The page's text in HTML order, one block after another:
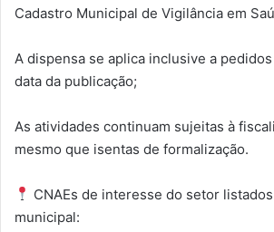
Cadastro Municipal de Vigilância em
A dispensa se aplica inclusive a
data da publicação;
As atividades continuam sujeitas à
mesmo que isentas de formalização.
CNAEs de interesse do setor
municipal: